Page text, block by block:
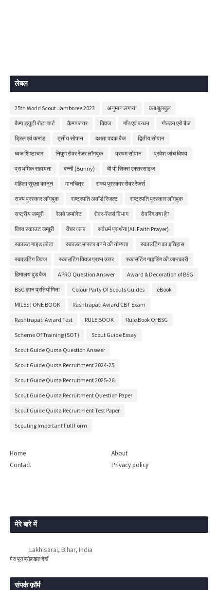
लेबल
25th World Scout Jamboree 2023 अनुमान लगाना कब बुलबुल
कैम्प ड्यूटी रोटा चार्ट कैम्पफ़ायर क्विज गाँठ एवं बन्धन गोल्डन एरो बैज
ड्रिल एवं कमांड तृतीय सोपान दक्षता पदक बैज द्वितीय सोपान
ध्वज शिष्टाचार निपुण रोवर रेंजर लॉगबुक प्रथम सोपान प्रवेश जांच विषय
प्राथमिक सहायता बन्नी (Bunny) बी पी सिक्स एक्सरसाइज
महिला सुरक्षा कानून मानचित्र राज्य पुरस्कार रोवर रेंजर्स
राज्य पुरस्कार लॉगबुक राष्ट्रपति अवॉर्ड रिजल्ट राष्ट्रपति पुरस्कार लॉगबुक
राष्ट्रीय जम्बूरी रेलवे जम्बोरेट रोवर-रेंजर्स विभाग रोवरिंग क्या है?
विश्व स्काउट जम्बूरी वेंचर क्लब सर्वधर्म प्रार्थना(All Faith Prayer)
स्काउट गाइड कोटा स्काउट मास्टर बनने की योग्यता स्काउटिंग का इतिहास
स्काउटिंग क्विज स्काउटिंग क्विज प्रश्न उत्तर स्काउटिंग गाइडिंग की जानकारी
हिमालय वुड बैज APRO Question Answer Award & Decoration of BSG
BSG ज्ञान प्रतियोगिता Colour Party Of Scouts Guides eBook
MILESTONE BOOK Rashtrapati Award CBT Exam
Rashtrapati Award Test RULE BOOK Rule Book Of BSG
Scheme Of Training (SOT) Scout Guide Essay
Scout Guide Quota Question Answer
Scout Guide Quota Recruitment 2024-25
Scout Guide Quota Recruitment 2025-26
Scout Guide Quota Recruitment Question Paper
Scout Guide Quota Recruitment Test Paper
Scouting Important Full Form
Home
About
Contact
Privacy policy
मेरे बारे में
Lakhisarai, Bihar, India
मेरा पूरा प्रोफ़ाइल देखें
संपर्क फ़ॉर्म